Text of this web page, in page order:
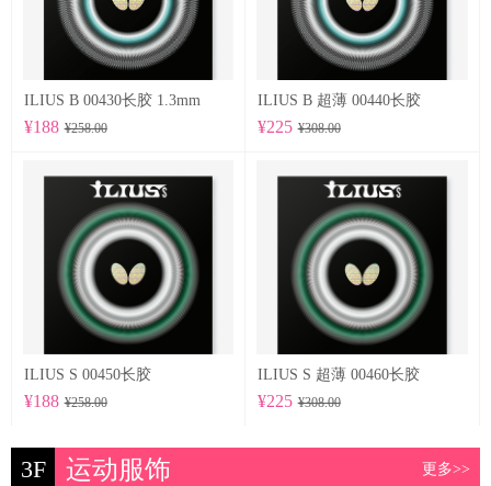
ILIUS B 00430长胶 1.3mm
¥188 ¥258.00
ILIUS B 超薄 00440长胶
¥225 ¥308.00
ILIUS S 00450长胶
¥188 ¥258.00
ILIUS S 超薄 00460长胶
¥225 ¥308.00
3F 运动服饰 更多>>